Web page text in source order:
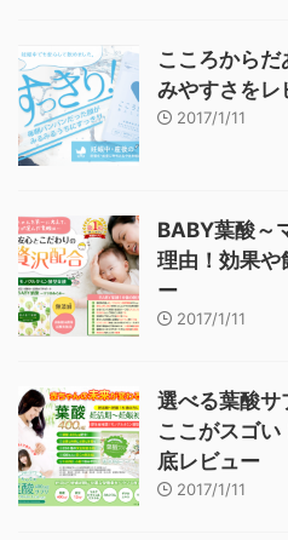
こころから
みやすさをレ
2017/1/11
BABY葉酸～
理由！効果や
ー
2017/1/11
選べる葉酸サ
ここがスゴ
底レビュー
2017/1/11